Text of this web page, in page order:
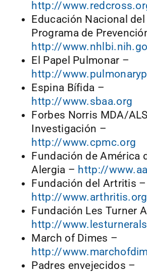
http://
Educación Nacional
Programa de
http://
El Papel Pulmonar –
http://
Espina Bífida –
http://www.sbaa.org
Forbes Norris MDA/
Investigación –
http://www.cpmc.org
Fundación de América
Alergia – http://
Fundación del Artritis –
http://www.arthritis.org
Fundación Les Turner
http://
March of Dimes –
http://
Padres envejecidos –